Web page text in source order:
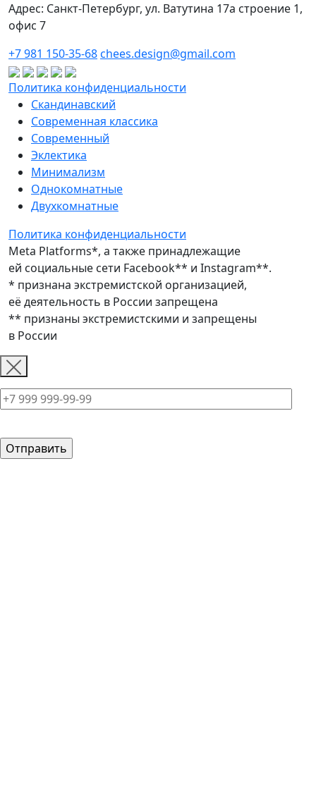
Адрес: Санкт-Петербург, ул. Ватутина 17а строение 1,
офис 7
+7 981 150-35-68chees.design@gmail.com
Политика конфиденциальности
Скандинавский
Современная классика
Современный
Эклектика
Минимализм
Однокомнатные
Двухкомнатные
Политика конфиденциальности
Meta Platforms*, а также принадлежащие
ей социальные сети Facebook** и Instagram**.
* признана экстремистской организацией,
её деятельность в России запрещена
** признаны экстремистскими и запрещены
в России